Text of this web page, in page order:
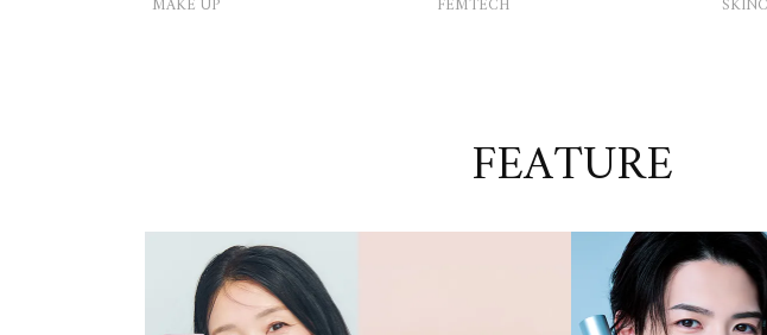
MAKE UP FEMTECH
FEATURE